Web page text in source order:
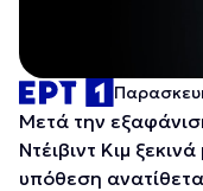
Μετά την
Ντέιβιντ Κιμ
υπόθεση